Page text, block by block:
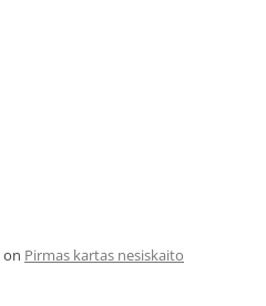
on Pirmas kartas nesiskaito